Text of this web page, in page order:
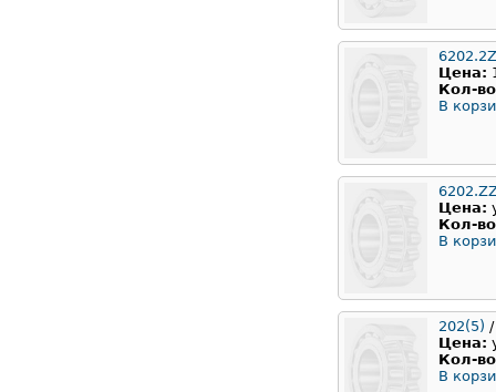
Цена:
Кол-
В
Цена:
Кол-
В
202(5)
Цена:
Кол-
В